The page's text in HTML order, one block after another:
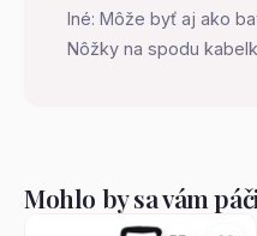
Iné: Môže byť aj ako
Nôžky na spodu
Mohlo by sa vám